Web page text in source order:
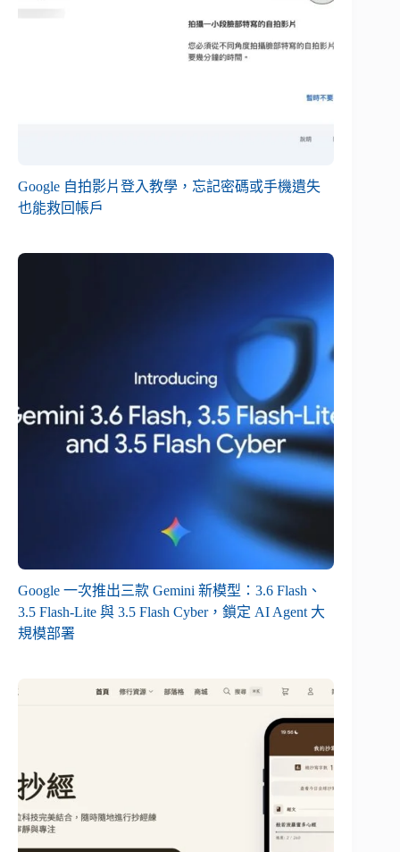
Google 自拍影片登入教學，忘記密碼或手機遺失
也能救回帳戶
Google 一次推出三款 Gemini 新模型：3.6 Flash、
3.5 Flash-Lite 與 3.5 Flash Cyber，鎖定 AI Agent 大
規模部署